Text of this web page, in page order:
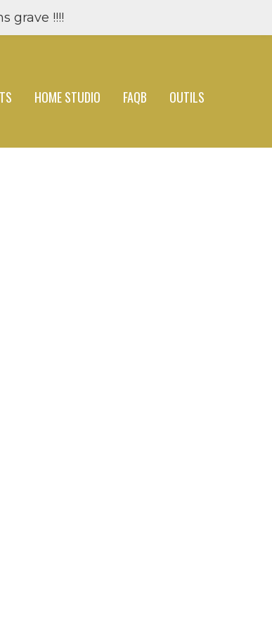
grave !!!!
HOME STUDIO FAQB
OUTILS